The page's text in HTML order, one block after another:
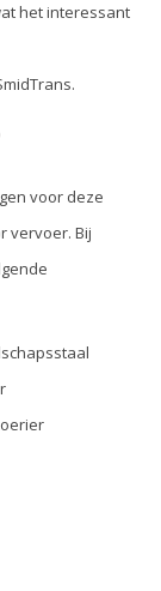
het interessant
voor deze
vervoer. Bij